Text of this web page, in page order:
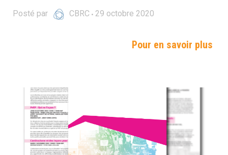
Posté par CBRC 29 octobre 2020
Pour en savoir plus